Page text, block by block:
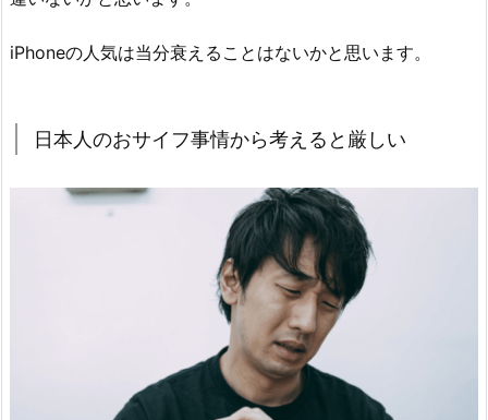
iPhoneの人気は当分衰えることはないかと思います。
日本人のおサイフ事情から考えると厳しい